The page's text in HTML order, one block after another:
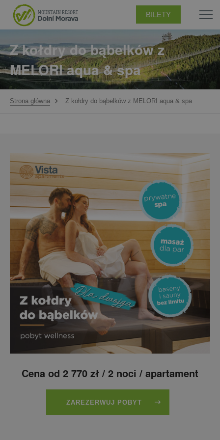
BILETY
Z kołdry do bąbelków z
MELORI aqua & spa
Strona główna Z kołdry do bąbelków z MELORI aqua & spa
Cena od 2 770 zł / 2 noci / apartament
ZAREZERWUJ POBYT